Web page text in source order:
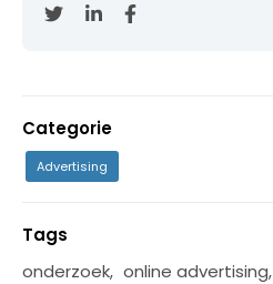
Categorie
Advertising
Tags
onderzoek, online advertising,